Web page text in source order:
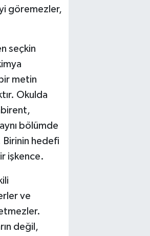
göremezler,
seçkin
metin
Okulda
bölümde
Birinin hedefi
işkence.
ve
değil,